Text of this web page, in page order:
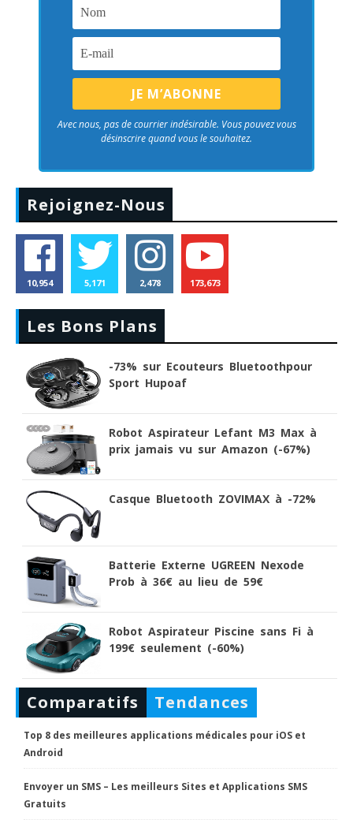
Avec nous, pas de courrier indésirable. Vous pouvez vous
désinscrire quand vous le souhaitez.
Rejoignez-Nous
10,954 5,171 2,478 173,673
Les Bons Plans
-73% sur Ecouteurs Bluetoothpour
Sport Hupoaf
Robot Aspirateur Lefant M3 Max à
prix jamais vu sur Amazon (-67%)
Casque Bluetooth ZOVIMAX à -72%
Batterie Externe UGREEN Nexode
Prob à 36€ au lieu de 59€
Robot Aspirateur Piscine sans Fi à
199€ seulement (-60%)
Comparatifs Tendances
Top 8 des meilleures applications médicales pour iOS et
Android
Envoyer un SMS – Les meilleurs Sites et Applications SMS
Gratuits